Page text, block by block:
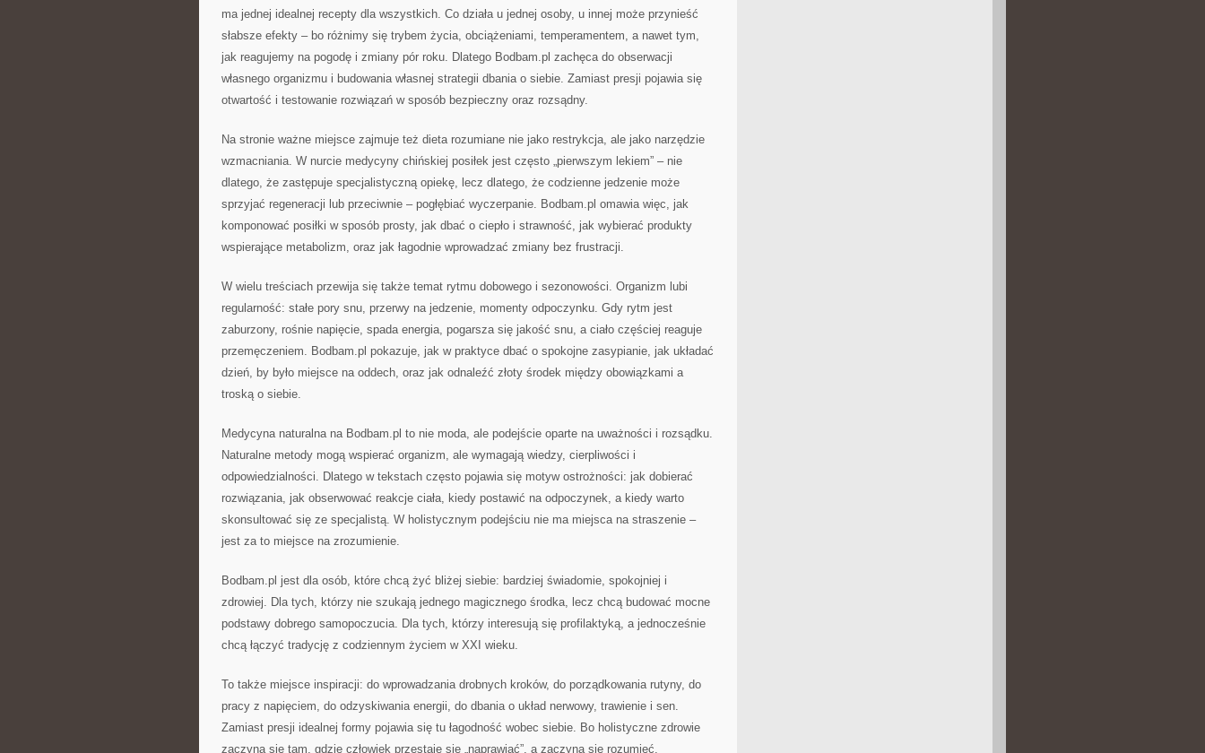
ma jednej idealnej recepty dla wszystkich. Co działa u jednej osoby, u innej może przynieść
słabsze efekty – bo różnimy się trybem życia, obciążeniami, temperamentem, a nawet tym,
jak reagujemy na pogodę i zmiany pór roku. Dlatego Bodbam.pl zachęca do obserwacji
własnego organizmu i budowania własnej strategii dbania o siebie. Zamiast presji pojawia się
otwartość i testowanie rozwiązań w sposób bezpieczny oraz rozsądny.
Na stronie ważne miejsce zajmuje też dieta rozumiane nie jako restrykcja, ale jako narzędzie
wzmacniania. W nurcie medycyny chińskiej posiłek jest często „pierwszym lekiem” – nie
dlatego, że zastępuje specjalistyczną opiekę, lecz dlatego, że codzienne jedzenie może
sprzyjać regeneracji lub przeciwnie – pogłębiać wyczerpanie. Bodbam.pl omawia więc, jak
komponować posiłki w sposób prosty, jak dbać o ciepło i strawność, jak wybierać produkty
wspierające metabolizm, oraz jak łagodnie wprowadzać zmiany bez frustracji.
W wielu treściach przewija się także temat rytmu dobowego i sezonowości. Organizm lubi
regularność: stałe pory snu, przerwy na jedzenie, momenty odpoczynku. Gdy rytm jest
zaburzony, rośnie napięcie, spada energia, pogarsza się jakość snu, a ciało częściej reaguje
przemęczeniem. Bodbam.pl pokazuje, jak w praktyce dbać o spokojne zasypianie, jak układać
dzień, by było miejsce na oddech, oraz jak odnaleźć złoty środek między obowiązkami a
troską o siebie.
Medycyna naturalna na Bodbam.pl to nie moda, ale podejście oparte na uważności i rozsądku.
Naturalne metody mogą wspierać organizm, ale wymagają wiedzy, cierpliwości i
odpowiedzialności. Dlatego w tekstach często pojawia się motyw ostrożności: jak dobierać
rozwiązania, jak obserwować reakcje ciała, kiedy postawić na odpoczynek, a kiedy warto
skonsultować się ze specjalistą. W holistycznym podejściu nie ma miejsca na straszenie –
jest za to miejsce na zrozumienie.
Bodbam.pl jest dla osób, które chcą żyć bliżej siebie: bardziej świadomie, spokojniej i
zdrowiej. Dla tych, którzy nie szukają jednego magicznego środka, lecz chcą budować mocne
podstawy dobrego samopoczucia. Dla tych, którzy interesują się profilaktyką, a jednocześnie
chcą łączyć tradycję z codziennym życiem w XXI wieku.
To także miejsce inspiracji: do wprowadzania drobnych kroków, do porządkowania rutyny, do
pracy z napięciem, do odzyskiwania energii, do dbania o układ nerwowy, trawienie i sen.
Zamiast presji idealnej formy pojawia się tu łagodność wobec siebie. Bo holistyczne zdrowie
zaczyna się tam, gdzie człowiek przestaje się „naprawiać”, a zaczyna się rozumieć.